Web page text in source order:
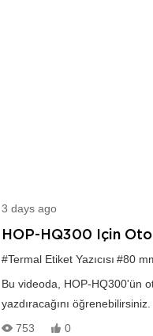
3 days ago
HOP-HQ300 Için
Nasıl Yazdırılır?
#Termal Etiket Yazıcısı #80
Bu videoda, HOP-HQ300'ün
yazdıracağını öğrenebilirsiniz.
753
0